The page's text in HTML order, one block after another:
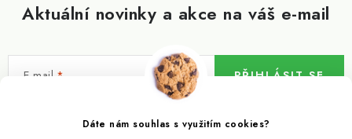
Dáte nám souhlas s využitím cookies?
Aktuální novinky a akce na váš e-mail
E-mail
Vložením e-mailu souhlasíte spodmínkami ochrany osobních údajů
PŘIHLÁSIT SE